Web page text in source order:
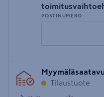
POSTINUMERO
postinumero
Tilaustuote